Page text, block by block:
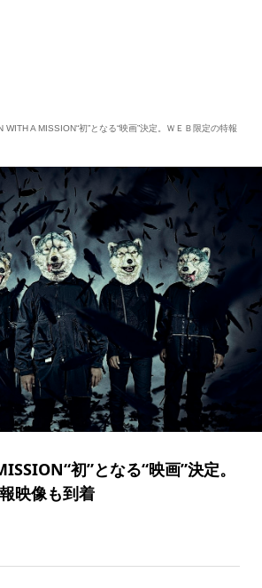
WITH A MISSION“初”となる“映画”決定。ＷＥＢ限定の特報
初”となる“映画”決定。
映像も到着